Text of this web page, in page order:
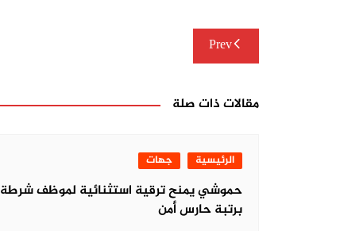
تصفّحPrev
مقالات ذات صلة
الرئيسية جهات
حموشي يمنح ترقية استثنائية لموظف شرطة
برتبة حارس أمن